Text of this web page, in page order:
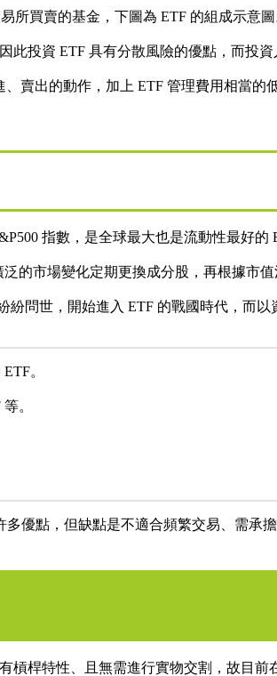
所買賣的基金，下圖為 ETF 的組成示意圖
投資 ETF 具有分散風險的優點，而投
賣出的動作，加上 ETF 管理費用相當的
指數，是全球最大也是流動性最好的
的市場變化定期更換成分股，再根據市值
問世，開始進入 ETF 的戰國時代，而以
。
。
優點，但缺點是不適合頻繁交易、需承
槓桿特性、且無需進行實物交割，故目前